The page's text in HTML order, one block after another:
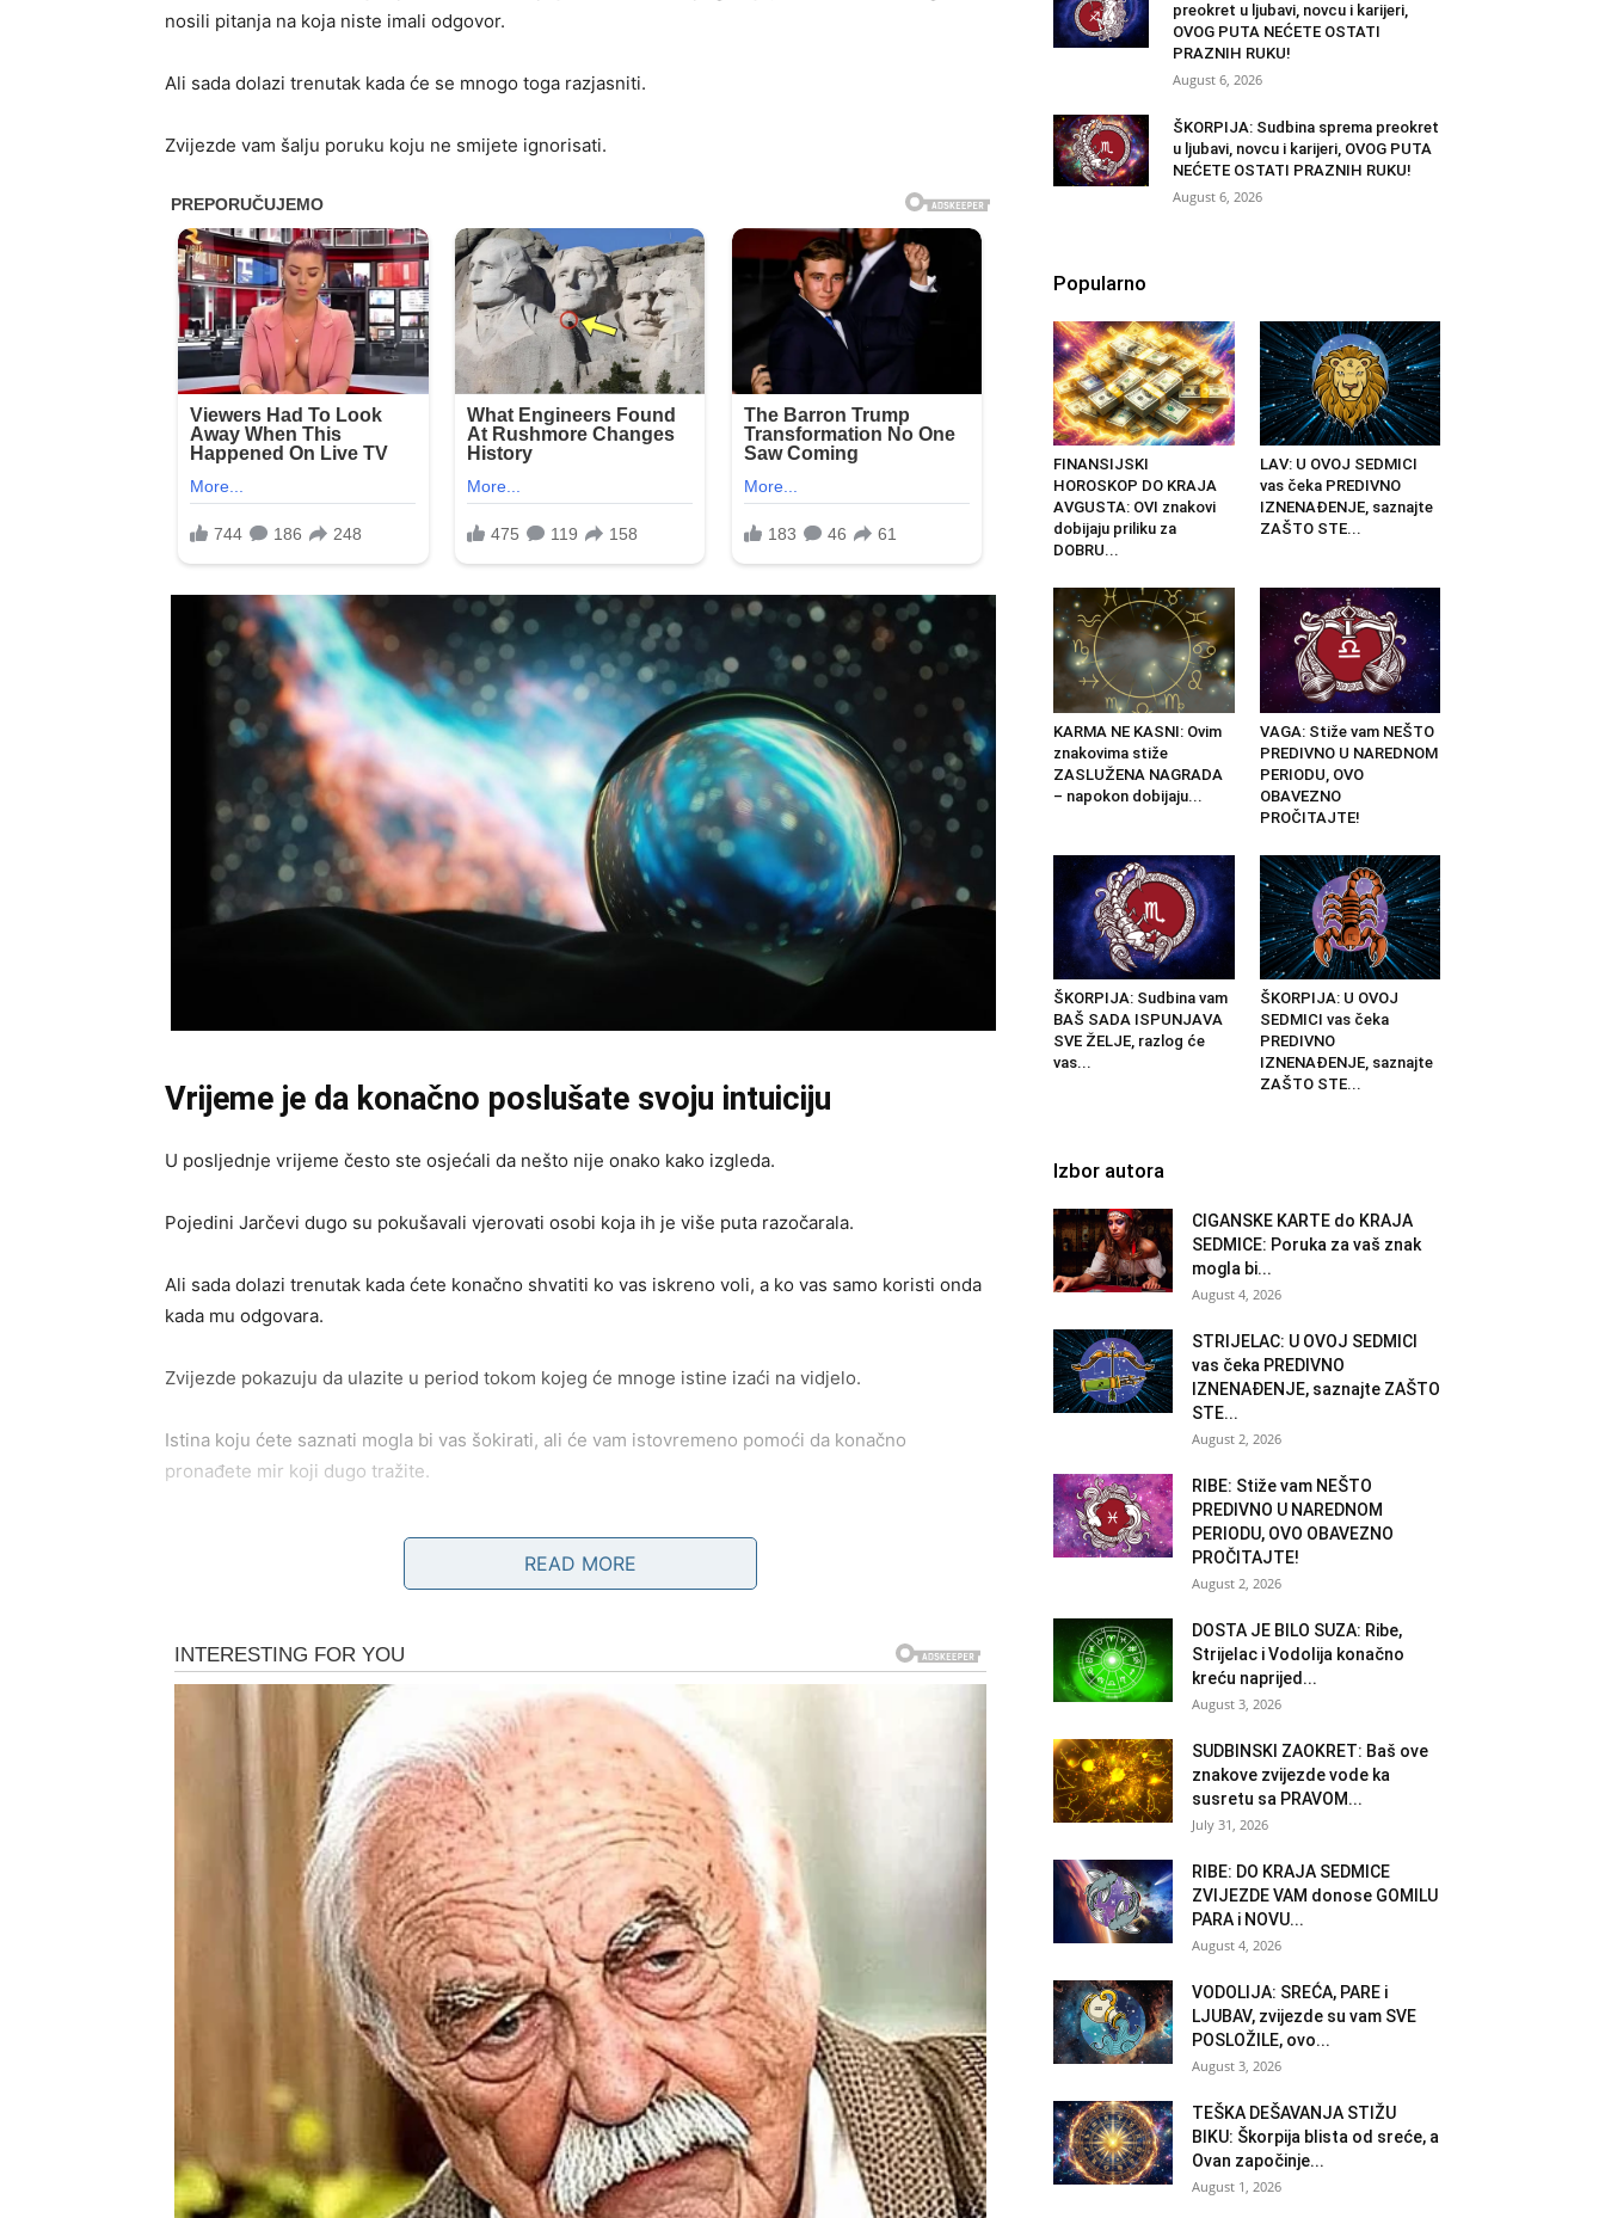
nosili pitanja na koja niste imali odgovor.
Ali sada dolazi trenutak kada će se mnogo toga razjasniti.
Zvijezde vam šalju poruku koju ne smijete ignorisati.
Vrijeme je da konačno poslušate svoju intuiciju
U posljednje vrijeme često ste osjećali da nešto nije onako kako izgleda.
Pojedini Jarčevi dugo su pokušavali vjerovati osobi koja ih je više puta razočarala.
Ali sada dolazi trenutak kada ćete konačno shvatiti ko vas iskreno voli, a ko vas samo koristi onda
kada mu odgovara.
Zvijezde pokazuju da ulazite u period tokom kojeg će mnoge istine izaći na vidjelo.
Istina koju ćete saznati mogla bi vas šokirati, ali će vam istovremeno pomoći da konačno
pronađete mir koji dugo tražite.
Jedna osoba već dugo skriva emocije prema vama
Ta osoba možda djeluje hladno ili nezainteresovano, ali istina je potpuno drugačija.
Zvijezde pokazuju mogućnost razgovora ili susreta koji bi mogao potpuno promijeniti vaš ljubavni
Ako ste slobodni, pred vama je period tokom kojeg biste mogli shvatiti da vas neko posmatra
mnogo drugačije nego što ste mislili.
Jarčevi koji su zauzeti konačno će dobiti odgovore na pitanja koja ih dugo muče.
Pred vama su iskreni razgovori i trenutak tokom kojeg će partner pokazati emocije koje dugo nije
READ MORE
preokret u ljubavi, novcu i karijeri,
OVOG PUTA NEĆETE OSTATI
PRAZNIH RUKU!
August 6, 2026
ŠKORPIJA: Sudbina sprema preokret
u ljubavi, novcu i karijeri, OVOG PUTA
NEĆETE OSTATI PRAZNIH RUKU!
August 6, 2026
Popularno
FINANSIJSKI
HOROSKOP DO KRAJA
AVGUSTA: OVI znakovi
dobijaju priliku za
DOBRU...
LAV: U OVOJ SEDMICI
vas čeka PREDIVNO
IZNENAĐENJE, saznajte
ZAŠTO STE...
KARMA NE KASNI: Ovim
znakovima stiže
ZASLUŽENA NAGRADA
– napokon dobijaju...
VAGA: Stiže vam NEŠTO
PREDIVNO U NAREDNOM
PERIODU, OVO
OBAVEZNO
PROČITAJTE!
ŠKORPIJA: Sudbina vam
BAŠ SADA ISPUNJAVA
SVE ŽELJE, razlog će
vas...
ŠKORPIJA: U OVOJ
SEDMICI vas čeka
PREDIVNO
IZNENAĐENJE, saznajte
ZAŠTO STE...
Izbor autora
CIGANSKE KARTE do KRAJA
SEDMICE: Poruka za vaš znak
mogla bi...
August 4, 2026
STRIJELAC: U OVOJ SEDMICI
vas čeka PREDIVNO
IZNENAĐENJE, saznajte ZAŠTO
STE...
August 2, 2026
RIBE: Stiže vam NEŠTO
PREDIVNO U NAREDNOM
PERIODU, OVO OBAVEZNO
PROČITAJTE!
August 2, 2026
DOSTA JE BILO SUZA: Ribe,
Strijelac i Vodolija konačno
kreću naprijed...
August 3, 2026
SUDBINSKI ZAOKRET: Baš ove
znakove zvijezde vode ka
susretu sa PRAVOM...
July 31, 2026
RIBE: DO KRAJA SEDMICE
ZVIJEZDE VAM donose GOMILU
PARA i NOVU...
August 4, 2026
VODOLIJA: SREĆA, PARE i
LJUBAV, zvijezde su vam SVE
POSLOŽILE, ovo...
August 3, 2026
TEŠKA DEŠAVANJA STIŽU
BIKU: Škorpija blista od sreće, a
Ovan započinje...
August 1, 2026